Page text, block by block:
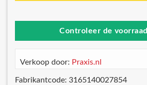
Controleer de voorraad
Verkoop door: Praxis.nl
Fabrikantcode: 3165140027854